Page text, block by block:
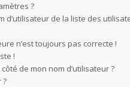
?
d’utilisateur de la liste des
n’est toujours pas correcte !
!
de mon nom d’utilisateur ?
?